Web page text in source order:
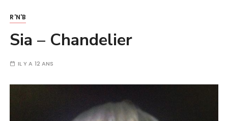
R'N'B
Sia – Chandelier
IL Y A 12 ANS